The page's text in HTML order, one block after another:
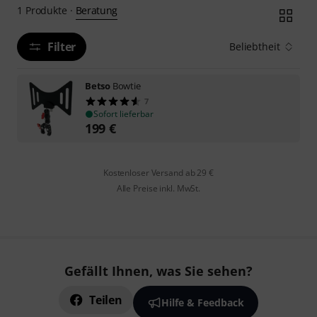
1 Produkte · Beratung
Filter Beliebtheit
Betso Bowtie
7
Sofort lieferbar
199 €
Kostenloser Versand ab 29 €
Alle Preise inkl. MwSt.
Gefällt Ihnen, was Sie sehen?
Teilen Hilfe & Feedback